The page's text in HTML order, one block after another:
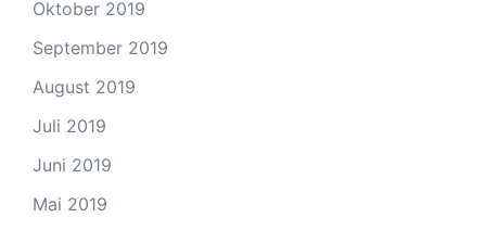
Oktober 2019
September 2019
August 2019
Juli 2019
Juni 2019
Mai 2019